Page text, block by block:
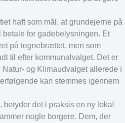
haft som mål, at grundejerne på
for gadebelysningen. Et
på tegnebrættet, men som
til efter kommunalvalget. Det er
og Klimaudvalget allerede i
kan stemmes igennem
det i praksis en ny lokal
nogle borgere. Dem, der